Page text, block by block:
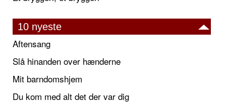
10 nyeste
Aftensang
Slå hinanden over hænderne
Mit barndomshjem
Du kom med alt det der var dig